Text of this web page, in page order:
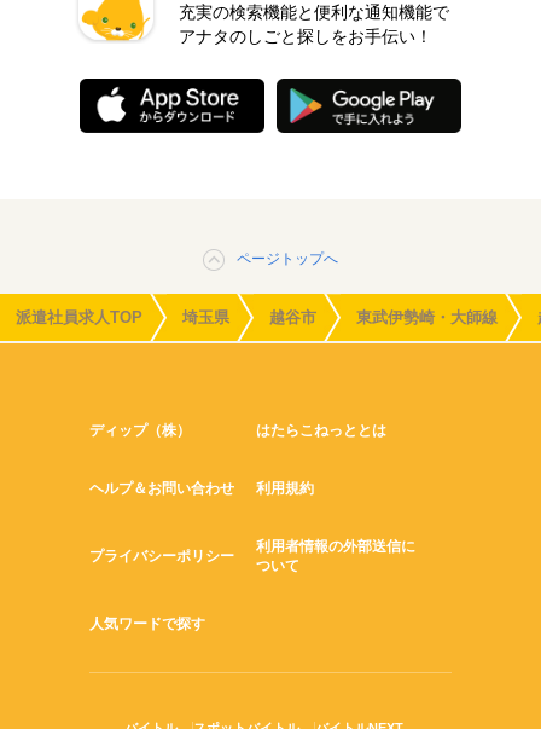
充実の検索機能と便利な通知機能で
アナタのしごと探しをお手伝い！
ページトップへ
派遣社員求人TOP 埼玉県 越谷市 東武伊勢崎・大師線
ディップ（株） はたらこねっととは
ヘルプ＆お問い合わせ 利用規約
プライバシーポリシー
利用者情報の外部送信に
ついて
人気ワードで探す